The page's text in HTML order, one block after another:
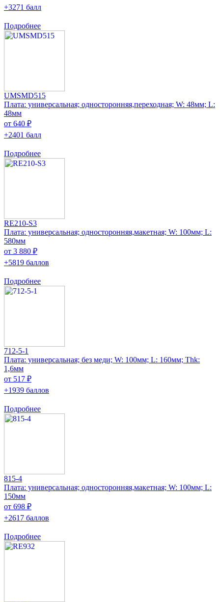
+3271 балл
Подробнее
UMSMD515
Плата: универсальная; односторонняя,переходная; W: 48мм; L:
48мм
от 640 ₽
+2401 балл
Подробнее
RE210-S3
Плата: универсальная; односторонняя,макетная; W: 100мм; L:
580мм
от 3 880 ₽
+5819 баллов
Подробнее
712-5-1
Плата: универсальная; без меди; W: 100мм; L: 160мм; Thk:
1,6мм
от 517 ₽
+1939 баллов
Подробнее
815-4
Плата: универсальная; односторонняя,макетная; W: 100мм; L:
150мм
от 698 ₽
+2617 баллов
Подробнее